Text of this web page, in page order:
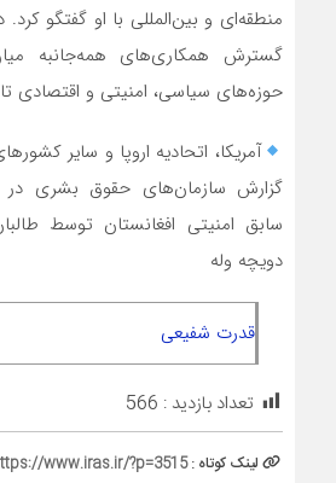
منطقه‌ای و بین‌المللی با او گفتگو کرد.
گسترش همکاری‌های همه‌جانبه
حوزه‌های سیاسی، امنیتی و اقتصادی
آمریکا، اتحادیه اروپا و سایر
گزارش سازمان‌های حقوق بشری در
سابق امنیتی افغانستان توسط
دویچه وله
قدرت شفیعی
تعداد بازدید : 566
لینک کوتاه :www.iras.ir/?p=3515